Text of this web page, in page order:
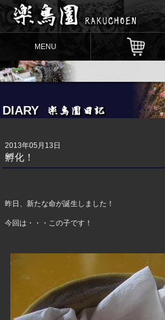
MENU
DIARY
2013年05月13日
孵化！
昨日、新たな命が誕生しました！
今回は・・・この子です！